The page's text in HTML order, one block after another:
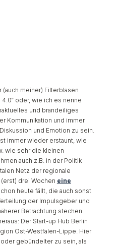
meiner) Filterblasen
oder, wie ich es nenne
und brandeiliges
Kommunikation und immer
und Emotion zu sein.
immer wieder erstaunt, wie
wie sehr die kleinen
auch z.B. in der Politik
Netz der regionale
drei Wochen eine
heute fällt, die auch sonst
der Impulsgeber und
Betrachtung stechen
Der Start-up Hub Berlin
Ost-Westfalen-Lippe. Hier
gebündelter zu sein, als